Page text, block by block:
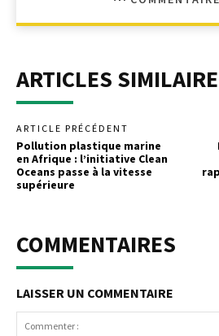
ARTICLES
ARTICLE PRÉCÉDENT
Pollution plastique marine
en Afrique : l’initiative Clean
Oceans passe à la vitesse
supérieure
COMMENTAIRES
LAISSER UN COMMENTAIRE